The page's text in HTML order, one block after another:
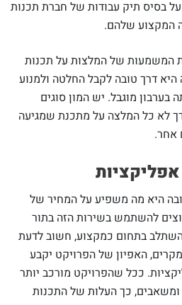
בסיס תיק עבודות של חברת תכנות
המקצוע שלהם.
המשמעות של המלצות על תכנות
דרך טובה לקבל החלטה ולמנוע
מוגבל. יש המון סוגים
לא כל המלצה על מתכנת שמגיעה
אחר.
היא מה משפיע על המחיר של
להשתמש בשירות הזה בתור
בתחום כמקצוע, חשוב לדעת
האפיון של הפרויקט יקבע
ככל שהפרויקט מורכב יותר
כך העלות של התכנות